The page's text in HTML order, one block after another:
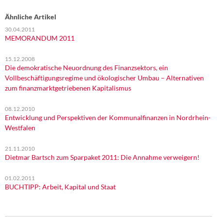
Ähnliche Artikel
30.04.2011
MEMORANDUM 2011
15.12.2008
Die demokratische Neuordnung des Finanzsektors, ein
Vollbeschäftigungsregime und ökologischer Umbau – Alternativen
zum finanzmarktgetriebenen Kapitalismus
08.12.2010
Entwicklung und Perspektiven der Kommunalfinanzen in Nordrhein-
Westfalen
21.11.2010
Dietmar Bartsch zum Sparpaket 2011: Die Annahme verweigern!
01.02.2011
BUCHTIPP: Arbeit, Kapital und Staat